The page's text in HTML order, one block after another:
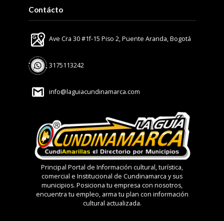
Contácto
Ave Cra 30 #1f-15 Piso 2, Puente Aranda, Bogotá
3175113242
info@laguiacundinamarca.com
Principal Portal de Información cultural, turística,
comercial e Institucional de Cundinamarca y sus
municipios. Posiciona tu empresa con nosotros,
encuentra tu empleo, arma tu plan con información
cultural actualizada.